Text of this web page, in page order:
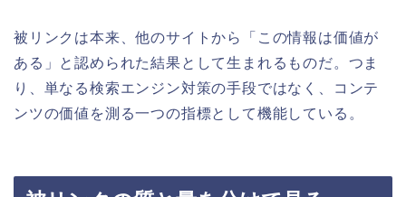
被リンクは本来、他のサイトから「この情報は価値が
ある」と認められた結果として生まれるものだ。つま
り、単なる検索エンジン対策の手段ではなく、コンテ
ンツの価値を測る一つの指標として機能している。